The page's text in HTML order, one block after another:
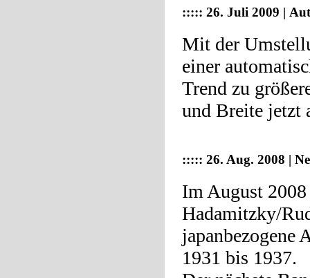
::::: 26. Juli 2009 |
Mit der
einer
Trend zu
und Breite jetzt
::::: 26. Aug. 2008 |
Im August
Hadamitzky/
japanbezogene
1931 bis 1937.